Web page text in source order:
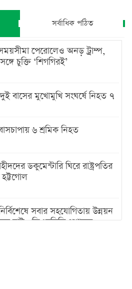
সর্বাধিক পঠিত
পেরোলেও অনড় ট্রাম্প,
চুক্তি ‘শিগগিরই’
বাসের মুখোমুখি সংঘর্ষে নিহত ৭
৬ শ্রমিক নিহত
ডকুমেন্টারি ঘিরে রাষ্ট্রপতির
সবার সহযোগিতায় উন্নয়ন
চাই : ডিএনসিসি প্রশাসক